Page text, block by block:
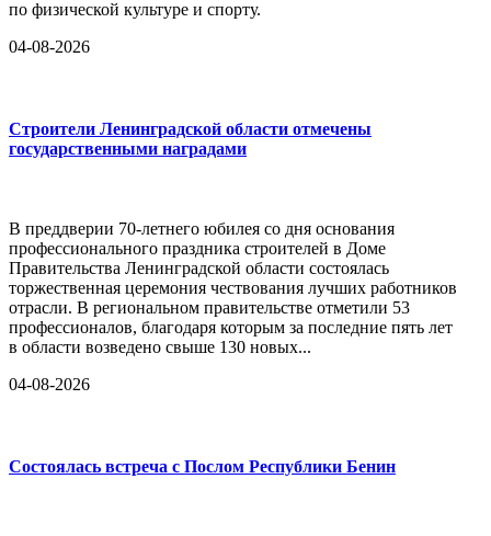
по физической культуре и спорту.
04-08-2026
Строители Ленинградской области отмечены
государственными наградами
В преддверии 70-летнего юбилея со дня основания
профессионального праздника строителей в Доме
Правительства Ленинградской области состоялась
торжественная церемония чествования лучших работников
отрасли. В региональном правительстве отметили 53
профессионалов, благодаря которым за последние пять лет
в области возведено свыше 130 новых...
04-08-2026
Состоялась встреча с Послом Республики Бенин